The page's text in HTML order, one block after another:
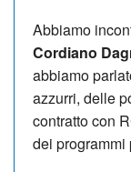
Abbiamo
Cordiano
abbiamo
azzurri, delle
contratto con
dei programmi